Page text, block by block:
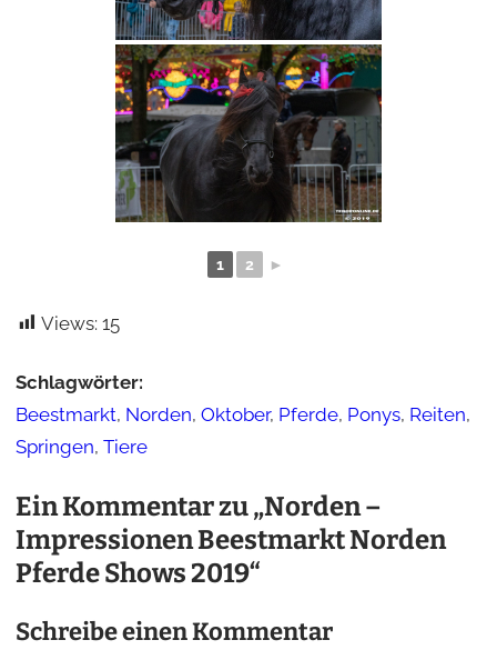
1 2 ►
Views: 15
Schlagwörter:
Beestmarkt, Norden, Oktober, Pferde, Ponys, Reiten
Springen, Tiere
Ein Kommentar zu „Norden –
Impressionen Beestmarkt Norden
Pferde Shows 2019“
Schreibe einen Kommentar